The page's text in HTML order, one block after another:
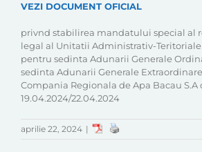
VEZI DOCUMENT OFICIAL
privnd stabilirea mandatului special al
legal al Unitatii Administrativ-
pentru sedinta Adunarii Generale
sedinta Adunarii Generale
Compania Regionala de Apa Bacau S.A
19.04.2024/22.04.2024
aprilie 22, 2024 |